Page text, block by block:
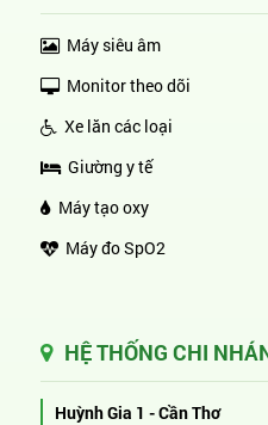
Máy siêu âm
Monitor theo dõi
Xe lăn các loại
Giường y tế
Máy tạo oxy
Máy đo SpO2
HỆ THỐNG CHI
Huỳnh Gia 1 - Cần Thơ